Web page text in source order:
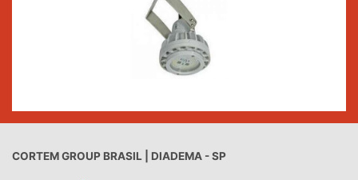
CORTEM GROUP BRASIL | DIADEMA - SP